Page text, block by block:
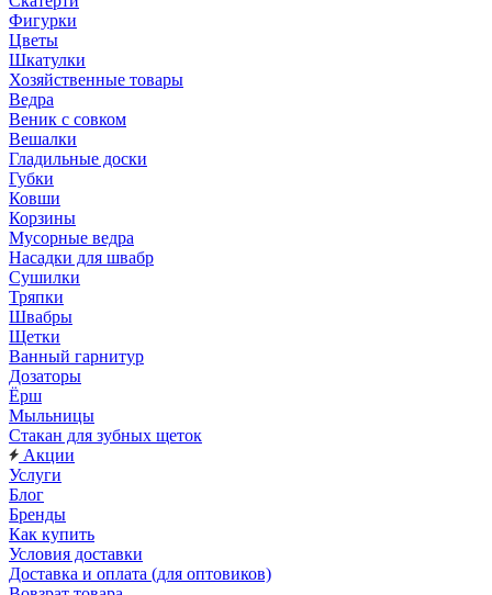
Фигурки
Цветы
Шкатулки
Хозяйственные товары
Ведра
Веник с совком
Вешалки
Гладильные доски
Губки
Ковши
Корзины
Мусорные ведра
Насадки для швабр
Сушилки
Тряпки
Швабры
Щетки
Ванный гарнитур
Дозаторы
Ёрш
Мыльницы
Стакан для зубных щеток
Акции
Услуги
Блог
Бренды
Как купить
Условия доставки
Доставка и оплата (для оптовиков)